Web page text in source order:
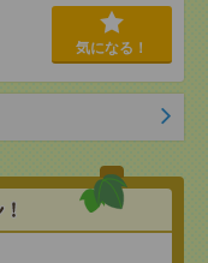
気になる！